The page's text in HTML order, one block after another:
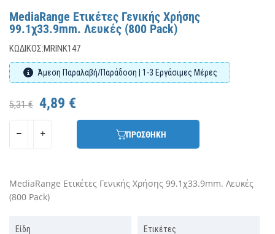
MediaRange Ετικέτες Γενικής Χρήσης
99.1χ33.9mm. Λευκές (800 Pack)
ΚΩΔΙΚΌΣ:MRINK147
Άμεση Παραλαβή/Παράδοση | 1-3 Εργάσιμες Μέρες
5,31 € 4,89 €
ΠΡΟΣΘΗΚΗ
MediaRange Ετικέτες Γενικής Χρήσης 99.1χ33.9mm. Λευκές
(800 Pack)
Είδη Ετικέτες